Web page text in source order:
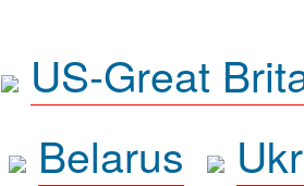
US-Great
Belarus